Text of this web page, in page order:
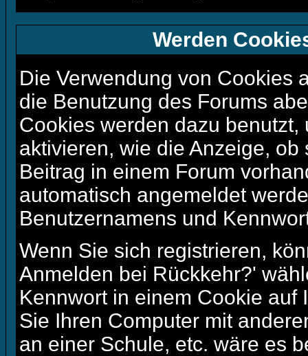
Werden
Die Verwendung von Cookies
die Benutzung des Forums
Cookies werden dazu
aktivieren, wie die Anzeige,
Beitrag in einem Forum
automatisch angemeldet
Benutzernamens und
Wenn Sie sich registrieren,
Anmelden bei Rückkehr?'
Kennwort in einem Cookie
Sie Ihren Computer mit
an einer Schule, etc. wäre es